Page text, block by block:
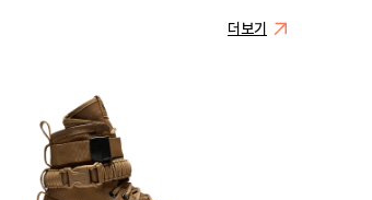
더보기